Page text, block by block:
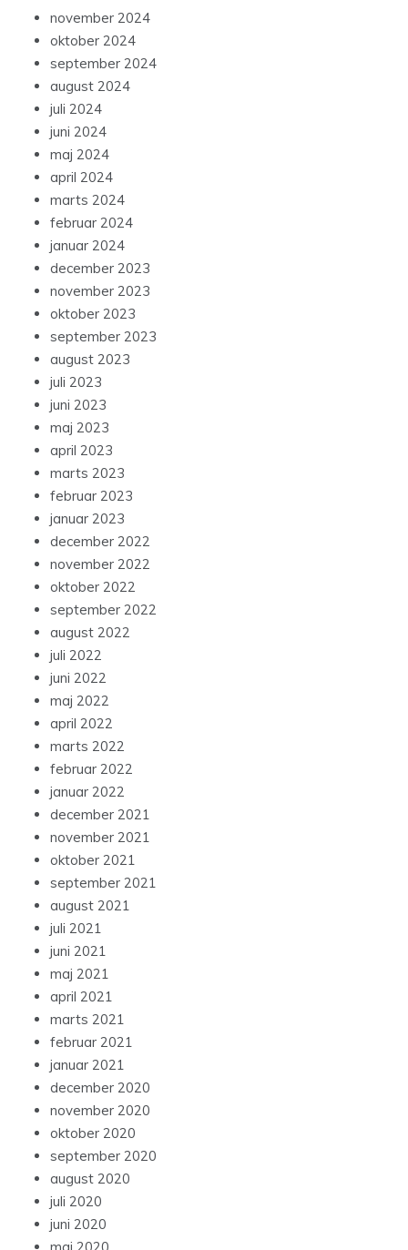
november 2024
oktober 2024
september 2024
august 2024
juli 2024
juni 2024
maj 2024
april 2024
marts 2024
februar 2024
januar 2024
december 2023
november 2023
oktober 2023
september 2023
august 2023
juli 2023
juni 2023
maj 2023
april 2023
marts 2023
februar 2023
januar 2023
december 2022
november 2022
oktober 2022
september 2022
august 2022
juli 2022
juni 2022
maj 2022
april 2022
marts 2022
februar 2022
januar 2022
december 2021
november 2021
oktober 2021
september 2021
august 2021
juli 2021
juni 2021
maj 2021
april 2021
marts 2021
februar 2021
januar 2021
december 2020
november 2020
oktober 2020
september 2020
august 2020
juli 2020
juni 2020